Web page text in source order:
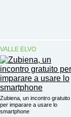
VALLE ELVO
Zubiena, un incontro gratuito
per imparare a usare lo
smartphone